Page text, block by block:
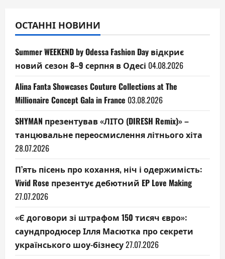
ОСТАННІ НОВИНИ
Summer WEEKEND by Odessa Fashion Day відкриє
новий сезон 8–9 серпня в Одесі 04.08.2026
Alina Fanta Showcases Couture Collections at The
Millionaire Concept Gala in France 03.08.2026
SHYMAN презентував «ЛІТО (DIRESH Remix)» –
танцювальне переосмислення літнього хіта
28.07.2026
П’ять пісень про кохання, ніч і одержимість:
Vivid Rose презентує дебютний EP Love Making
27.07.2026
«Є договори зі штрафом 150 тисяч євро»:
саундпродюсер Ілля Масютка про секрети
українського шоу-бізнесу27.07.2026